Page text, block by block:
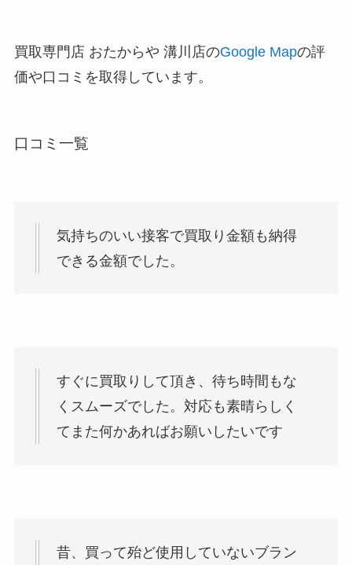
買取専門店 おたからや 溝川店のGoogle Mapの評
価や口コミを取得しています。
口コミ一覧
気持ちのいい接客で買取り金額も納得
できる金額でした。
すぐに買取りして頂き、待ち時間もな
くスムーズでした。対応も素晴らしく
てまた何かあればお願いしたいです
昔、買って殆ど使用していないブラン